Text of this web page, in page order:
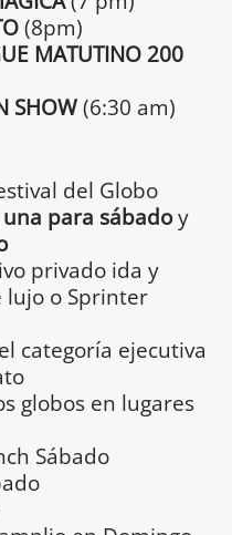
(8pm)
MATUTINO 200
SHOW(6:30 am)
del Globo
una para sábadoy
privado ida y
lujo o Sprinter
categoría ejecutiva
globos en lugares
Sábado